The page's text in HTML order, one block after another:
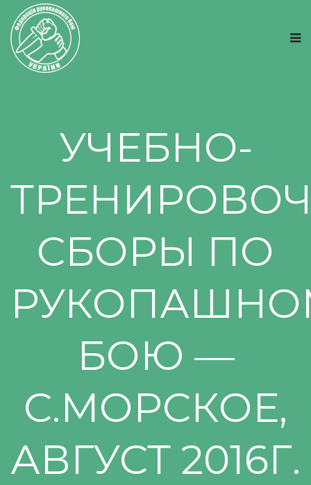
УЧЕБНО-
СБОРЫ ПО
БОЮ —
С.МОРСКОЕ,
АВГУСТ 2016Г.